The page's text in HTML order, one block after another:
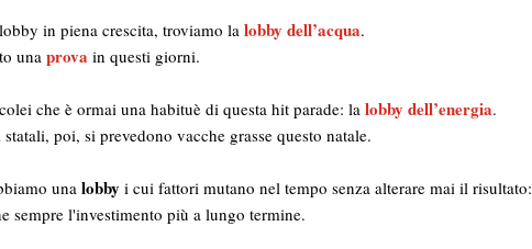
in piena crescita, troviamo la lobby dell’acqua.
una prova in questi giorni.
che è ormai una habituè di questa hit parade: la lobby dell’energia.
poi, si prevedono vacche grasse questo natale.
una lobby i cui fattori mutano nel tempo senza alterare mai il risultato:
sempre l'investimento più a lungo termine.